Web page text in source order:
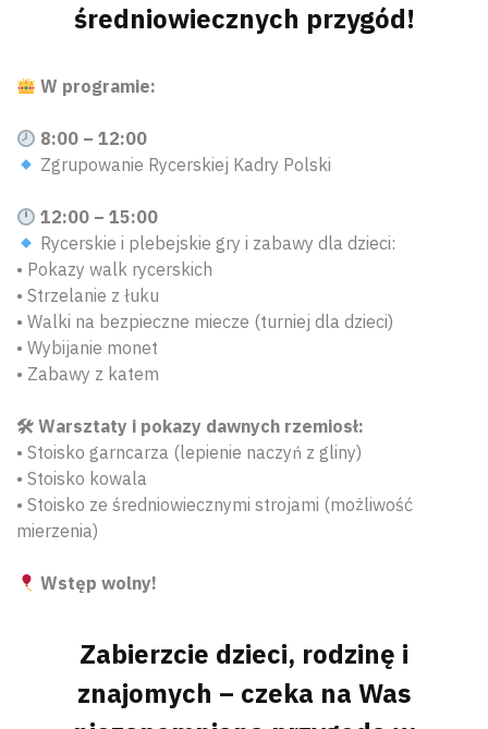
średniowiecznych przygód!
W programie:
8:00 – 12:00
Zgrupowanie Rycerskiej Kadry Polski
12:00 – 15:00
Rycerskie i plebejskie gry i zabawy dla dzieci:
• Pokazy walk rycerskich
• Strzelanie z łuku
• Walki na bezpieczne miecze (turniej dla dzieci)
• Wybijanie monet
• Zabawy z katem
🛠 Warsztaty i pokazy dawnych rzemiosł:
• Stoisko garncarza (lepienie naczyń z gliny)
• Stoisko kowala
• Stoisko ze średniowiecznymi strojami (możliwość
mierzenia)
Wstęp wolny!
Zabierzcie dzieci, rodzinę i
znajomych – czeka na Was